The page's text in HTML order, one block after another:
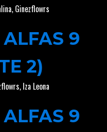
, Ginezflowrs
9
2)
, Iza Leona
9